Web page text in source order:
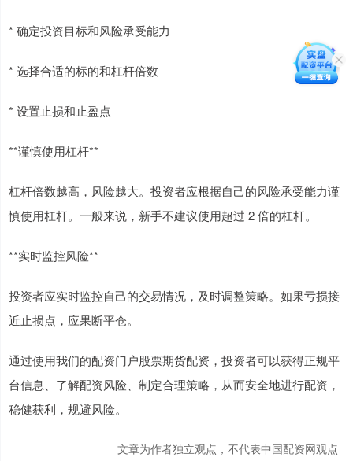
* 确定投资目标和风险承受能力
* 选择合适的标的和杠杆倍数
* 设置止损和止盈点
**谨慎使用杠杆**
杠杆倍数越高，风险越大。投资者应根据自己的风险承受能力谨
慎使用杠杆。一般来说，新手不建议使用超过 2 倍的杠杆。
**实时监控风险**
投资者应实时监控自己的交易情况，及时调整策略。如果亏损接
近止损点，应果断平仓。
通过使用我们的配资门户股票期货配资，投资者可以获得正规平
台信息、了解配资风险、制定合理策略，从而安全地进行配资，
稳健获利，规避风险。
文章为作者独立观点，不代表中国配资网观点